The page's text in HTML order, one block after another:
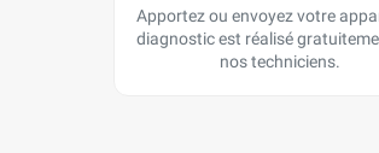
Apportez ou envoyez votre
diagnostic est réalisé
nos techniciens.